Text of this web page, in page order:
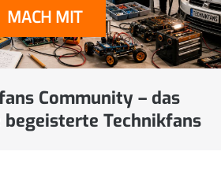
MACH MIT
Community – das
Technikfans